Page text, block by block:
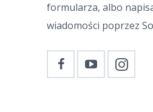
formularza, albo
wiadomości poprzez